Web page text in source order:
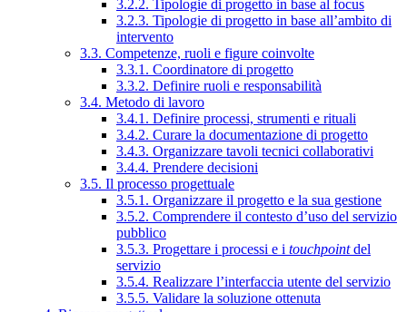
3.2.2. Tipologie di progetto in base al focus
3.2.3. Tipologie di progetto in base all’ambito di
intervento
3.3. Competenze, ruoli e figure coinvolte
3.3.1. Coordinatore di progetto
3.3.2. Definire ruoli e responsabilità
3.4. Metodo di lavoro
3.4.1. Definire processi, strumenti e rituali
3.4.2. Curare la documentazione di progetto
3.4.3. Organizzare tavoli tecnici collaborativi
3.4.4. Prendere decisioni
3.5. Il processo progettuale
3.5.1. Organizzare il progetto e la sua gestione
3.5.2. Comprendere il contesto d’uso del servizio
pubblico
3.5.3. Progettare i processi e i touchpointdel
servizio
3.5.4. Realizzare l’interfaccia utente del servizio
3.5.5. Validare la soluzione ottenuta